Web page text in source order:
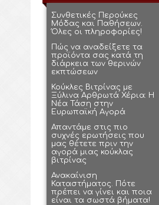
Συνθετικές Περούκες
Μόδας και Παθήσεων.
Όλες οι πληροφορίες!
Πώς να αναδείξετε τα
προϊόντα σας κατά τη
διάρκεια των θερινών
εκπτώσεων
Κούκλες Βιτρίνας με
Ξύλινα Αρθρωτά Χέρια: Η
Νέα Τάση στην
Ευρωπαϊκή Αγορά
Απαντάμε στις πιο
συχνές ερωτήσεις που
μας θέτετε πριν την
αγορά μιας κούκλας
βιτρίνας
Ανακαίνιση
Καταστήματος. Πότε
πρέπει να γίνει και ποια
είναι τα σωστά βήματα!